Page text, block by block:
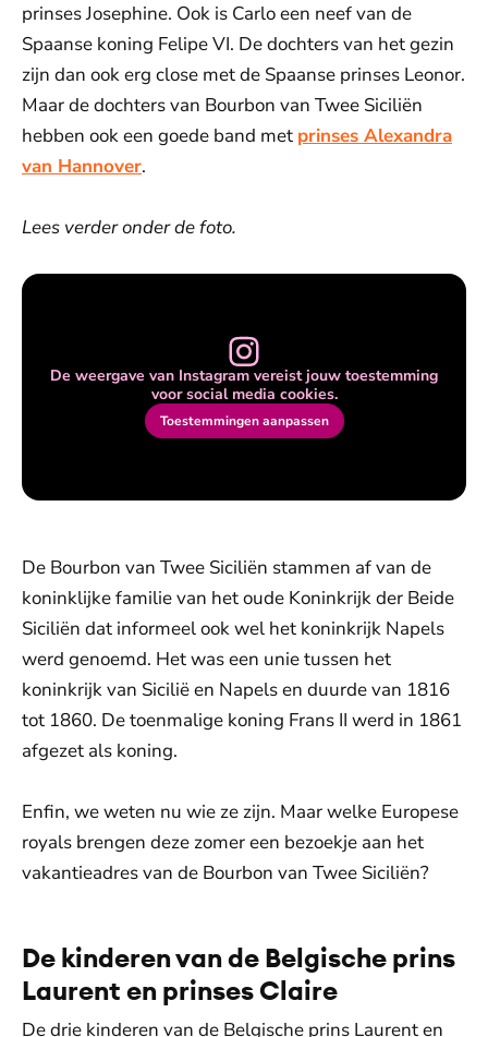
prinses Josephine. Ook is Carlo een neef van de
Spaanse koning Felipe VI. De dochters van het gezin
zijn dan ook erg close met de Spaanse prinses Leonor.
Maar de dochters van Bourbon van Twee Siciliën
hebben ook een goede band met prinses Alexandra
van Hannover.
Lees verder onder de foto.
De weergave van Instagram vereist jouw toestemming
voor social media cookies.
Toestemmingen aanpassen
De Bourbon van Twee Siciliën stammen af van de
koninklijke familie van het oude Koninkrijk der Beide
Siciliën dat informeel ook wel het koninkrijk Napels
werd genoemd. Het was een unie tussen het
koninkrijk van Sicilië en Napels en duurde van 1816
tot 1860. De toenmalige koning Frans II werd in 1861
afgezet als koning.
Enfin, we weten nu wie ze zijn. Maar welke Europese
royals brengen deze zomer een bezoekje aan het
vakantieadres van de Bourbon van Twee Siciliën?
De kinderen van de Belgische prins
Laurent en prinses Claire
De drie kinderen van de Belgische prins Laurent en